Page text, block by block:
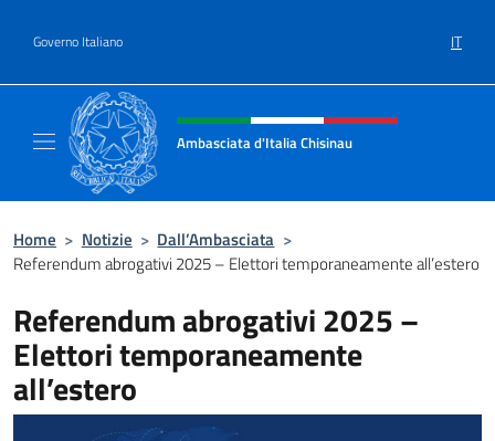
Governo Italiano IT
Intestazione sito, social e menù
Ambasciata d'Italia Chisinau
Home > Notizie > Dall’Ambasciata >
Referendum abrogativi 2025 – Elettori temporaneamente all’estero
Referendum abrogativi 2025 –
Elettori temporaneamente
all’estero